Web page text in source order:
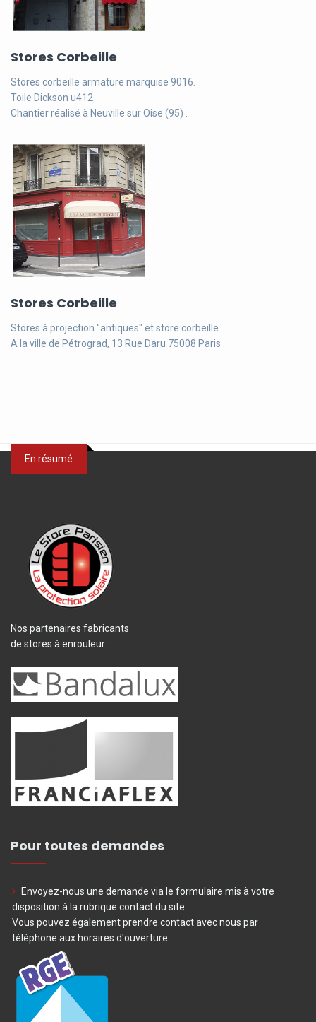
Stores Corbeille
Stores corbeille armature marquise 9016.
Toile Dickson u412
Chantier réalisé à Neuville sur Oise (95) .
Stores Corbeille
Stores à projection "antiques" et store corbeille
A la ville de Pétrograd, 13 Rue Daru 75008 Paris .
En résumé
Nos partenaires fabricants
de stores à enrouleur :
Pour toutes demandes
Envoyez-nous une demande via le formulaire mis à votre
disposition à la rubrique contact du site.
Vous pouvez également prendre contact avec nous par
téléphone aux horaires d'ouverture.